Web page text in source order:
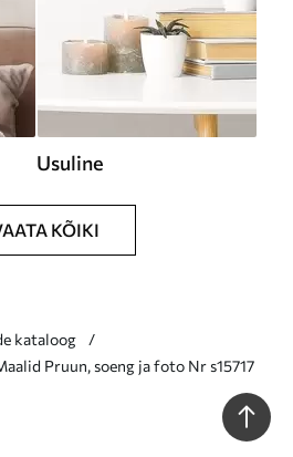
Usuline
KÕIKI
kataloog
Pruun, soeng ja foto Nr s15717